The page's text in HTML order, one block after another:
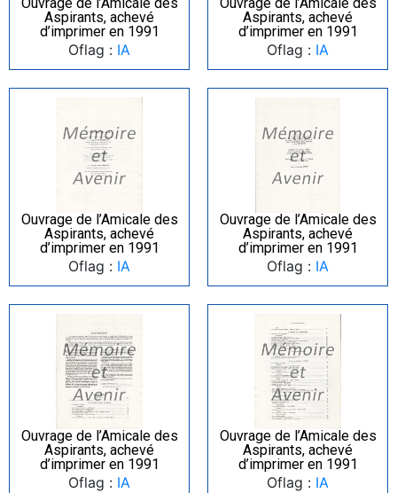
Ouvrage de l’Amicale des
Aspirants, achevé
d’imprimer en 1991
Oflag : IA
Ouvrage de l’Amicale des
Aspirants, achevé
d’imprimer en 1991
Oflag : IA
Ouvrage de l’Amicale des
Aspirants, achevé
d’imprimer en 1991
Oflag : IA
Ouvrage de l’Amicale des
Aspirants, achevé
d’imprimer en 1991
Oflag : IA
Ouvrage de l’Amicale des
Aspirants, achevé
d’imprimer en 1991
Oflag : IA
Ouvrage de l’Amicale des
Aspirants, achevé
d’imprimer en 1991
Oflag : IA